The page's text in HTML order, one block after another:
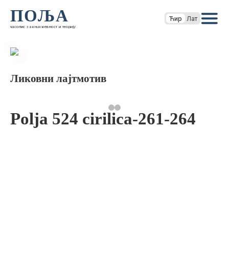
ПОЉА
часопис за књижевност и теорију
Ћир Лат
Ликовни лајтмотив
Polja 524 cirilica-261-264